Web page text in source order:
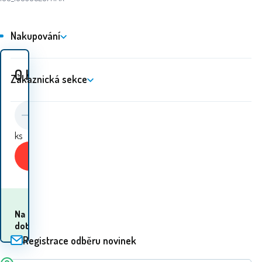
0Kč
ks
Na
dotaz
Nakupování
Zákaznická sekce
Registrace odběru novinek